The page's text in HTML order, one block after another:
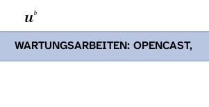
WARTUNGSARBEITEN: OPENCAST,
PODCASTS & TOBIRA
Mi 19. August